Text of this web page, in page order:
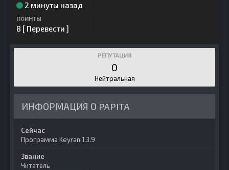
2 минуты назад
ПОИНТЫ
8 [ Перевести ]
РЕПУТАЦИЯ
0
Нейтральная
ИНФОРМАЦИЯ О PAPITA
Сейчас
Программа Keyran 1.3.9
Звание
Читатель